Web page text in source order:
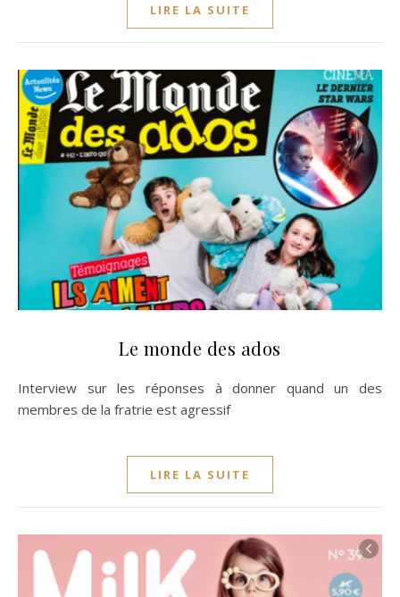
LIRE LA SUITE
Le monde des ados
Interview sur les réponses à donner quand un des
membres de la fratrie est agressif
LIRE LA SUITE